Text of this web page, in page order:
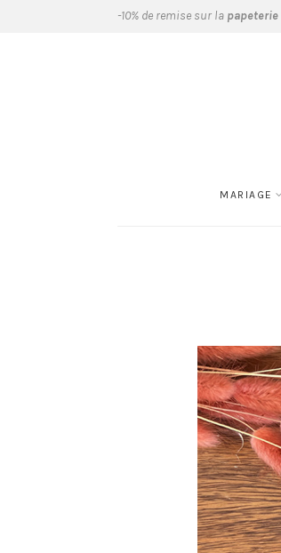
-10% de remise sur la papeterie
MARIAGE